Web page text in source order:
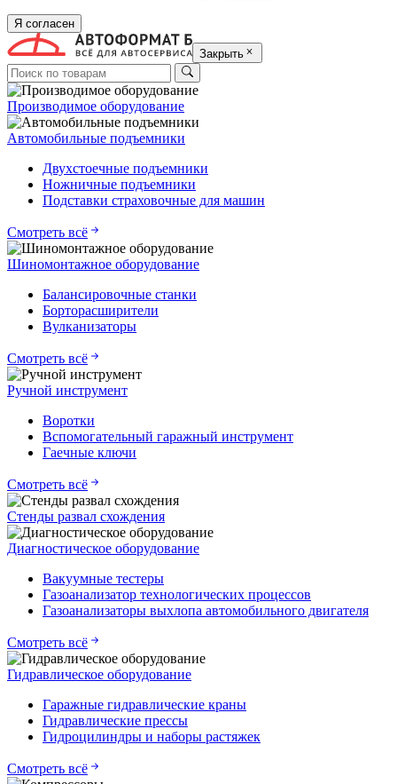
Я согласен
Закрыть
Производимое оборудование
Автомобильные подъемники
Двухстоечные подъемники
Ножничные подъемники
Подставки страховочные для машин
Смотреть всё
Шиномонтажное оборудование
Балансировочные станки
Борторасширители
Вулканизаторы
Смотреть всё
Ручной инструмент
Воротки
Вспомогательный гаражный инструмент
Гаечные ключи
Смотреть всё
Стенды развал схождения
Диагностическое оборудование
Вакуумные тестеры
Газоанализатор технологических процессов
Газоанализаторы выхлопа автомобильного двигателя
Смотреть всё
Гидравлическое оборудование
Гаражные гидравлические краны
Гидравлические прессы
Гидроцилиндры и наборы растяжек
Смотреть всё